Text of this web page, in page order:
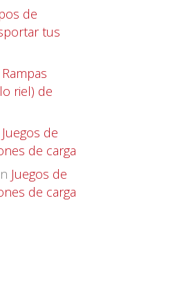
de
tus
Rampas
riel) de
Juegos de
de carga
Juegos de
de carga